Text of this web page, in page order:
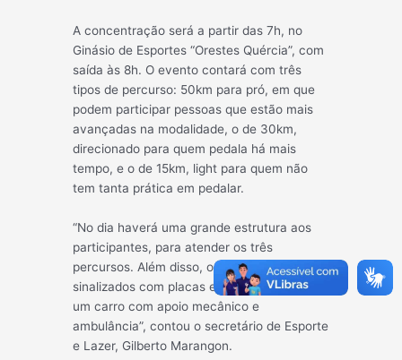
A concentração será a partir das 7h, no
Ginásio de Esportes “Orestes Quércia”, com
saída às 8h. O evento contará com três
tipos de percurso: 50km para pró, em que
podem participar pessoas que estão mais
avançadas na modalidade, o de 30km,
direcionado para quem pedala há mais
tempo, e o de 15km, light para quem não
tem tanta prática em pedalar.
“No dia haverá uma grande estrutura aos
participantes, para atender os três
percursos. Além disso, os trajetos estarão
sinalizados com placas e avisos, e teremos
um carro com apoio mecânico e
ambulância”, contou o secretário de Esporte
e Lazer, Gilberto Marangon.